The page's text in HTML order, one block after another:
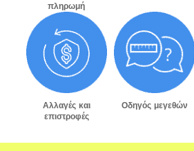
πληρωμή
Αλλαγές και
επιστροφές
Οδηγός μεγεθών